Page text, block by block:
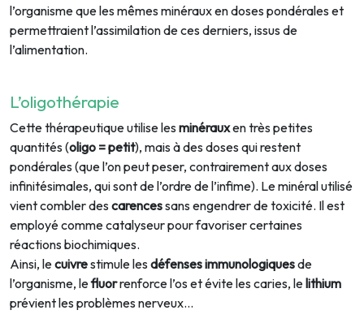
l’organisme que les mêmes minéraux en doses pondérales et
permettraient l’assimilation de ces derniers, issus de
l’alimentation.
L’oligothérapie
Cette thérapeutique utilise les minérauxen très petites
quantités (oligo = petit), mais à des doses qui restent
pondérales (que l’on peut peser, contrairement aux doses
infinitésimales, qui sont de l’ordre de l’infime). Le minéral utilisé
vient combler des carencessans engendrer de toxicité. Il est
employé comme catalyseur pour favoriser certaines
réactions biochimiques.
Ainsi, lecuivrestimule les défenses immunologiquesde
l’organisme, lefluorrenforce l’os et évite les caries, lelithium
prévient les problèmes nerveux...